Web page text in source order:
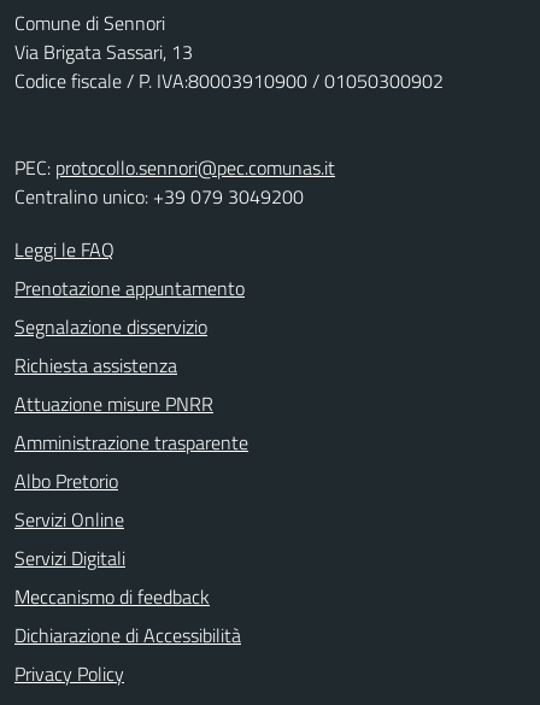
Comune di Sennori
Via Brigata Sassari, 13
Codice fiscale / P. IVA:80003910900 / 01050300902
PEC: protocollo.sennori@pec.comunas.it
Centralino unico: +39 079 3049200
Leggi le FAQ
Prenotazione appuntamento
Segnalazione disservizio
Richiesta assistenza
Attuazione misure PNRR
Amministrazione trasparente
Albo Pretorio
Servizi Online
Servizi Digitali
Meccanismo di feedback
Dichiarazione di Accessibilità
Privacy Policy